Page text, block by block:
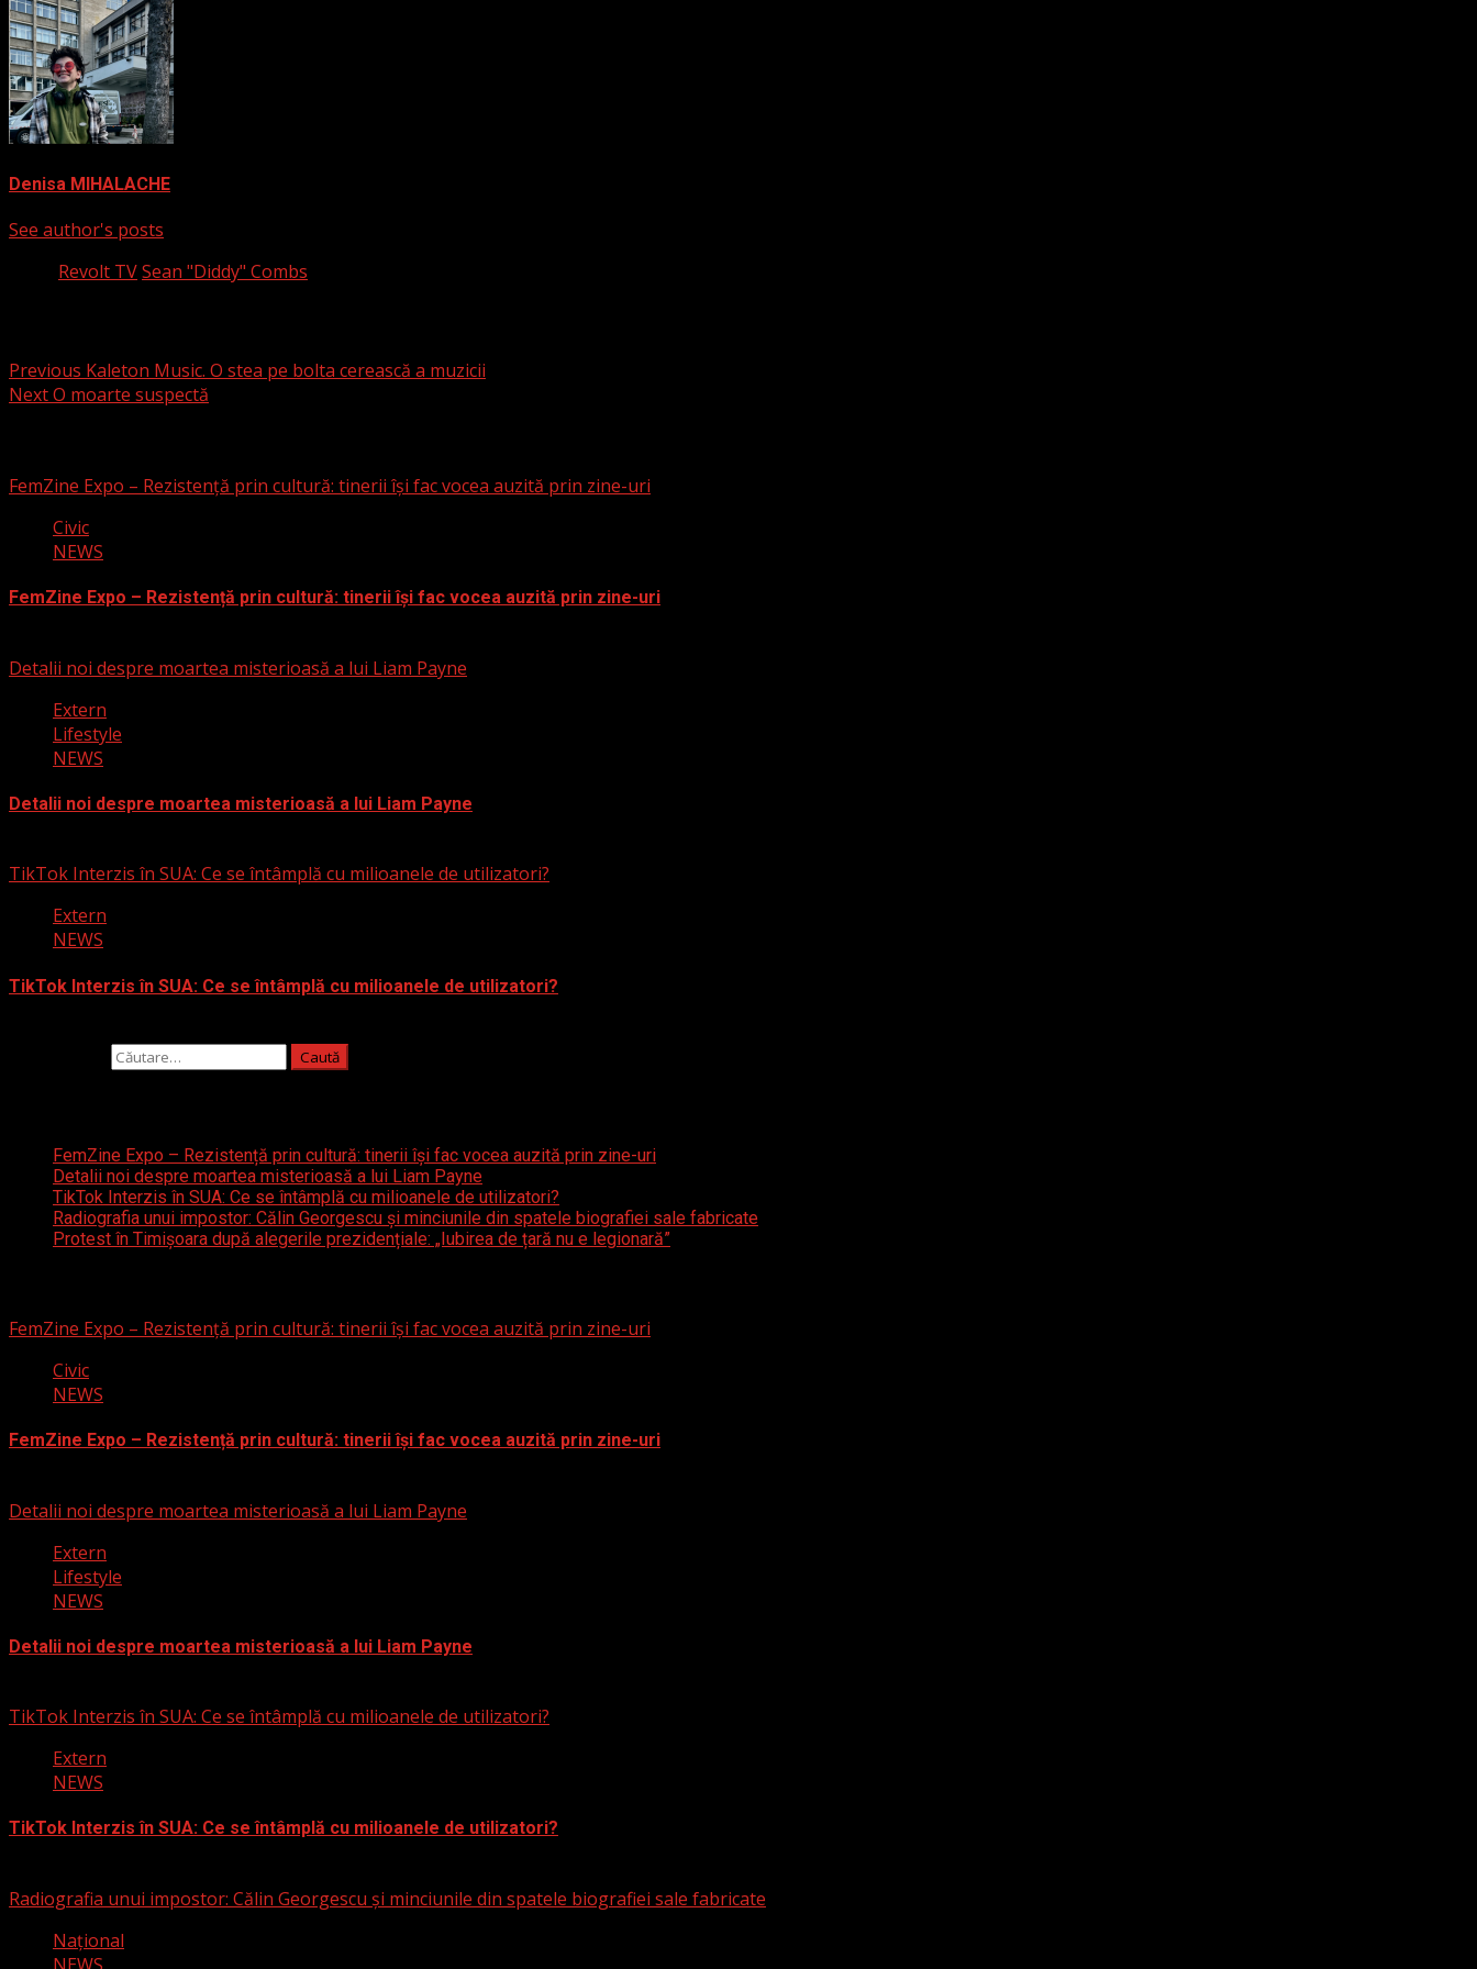
Denisa MIHALACHE
See author's posts
Revolt TVSean "Diddy" Combs
Previous Kaleton Music. O stea pe bolta cerească a muzicii
NextO moarte suspectă
FemZine Expo – Rezistență prin cultură: tinerii își fac vocea auzită prin zine-uri
Civic
NEWS
FemZine Expo – Rezistență prin cultură: tinerii își fac vocea auzită prin zine-uri
Detalii noi despre moartea misterioasă a lui Liam Payne
Extern
Lifestyle
NEWS
Detalii noi despre moartea misterioasă a lui Liam Payne
TikTok Interzis în SUA: Ce se întâmplă cu milioanele de utilizatori?
Extern
NEWS
TikTok Interzis în SUA: Ce se întâmplă cu milioanele de utilizatori?
FemZine Expo – Rezistență prin cultură: tinerii își fac vocea auzită prin zine-uri
Detalii noi despre moartea misterioasă a lui Liam Payne
TikTok Interzis în SUA: Ce se întâmplă cu milioanele de utilizatori?
Radiografia unui impostor: Călin Georgescu și minciunile din spatele biografiei sale fabricate
Protest în Timișoara după alegerile prezidențiale: „Iubirea de țară nu e legionară”
FemZine Expo – Rezistență prin cultură: tinerii își fac vocea auzită prin zine-uri
Civic
NEWS
FemZine Expo – Rezistență prin cultură: tinerii își fac vocea auzită prin zine-uri
Detalii noi despre moartea misterioasă a lui Liam Payne
Extern
Lifestyle
NEWS
Detalii noi despre moartea misterioasă a lui Liam Payne
TikTok Interzis în SUA: Ce se întâmplă cu milioanele de utilizatori?
Extern
NEWS
TikTok Interzis în SUA: Ce se întâmplă cu milioanele de utilizatori?
Radiografia unui impostor: Călin Georgescu și minciunile din spatele biografiei sale fabricate
Naţional